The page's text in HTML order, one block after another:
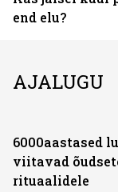
end elu?
AJALUGU
6000aastased
viitavad
rituaalidele